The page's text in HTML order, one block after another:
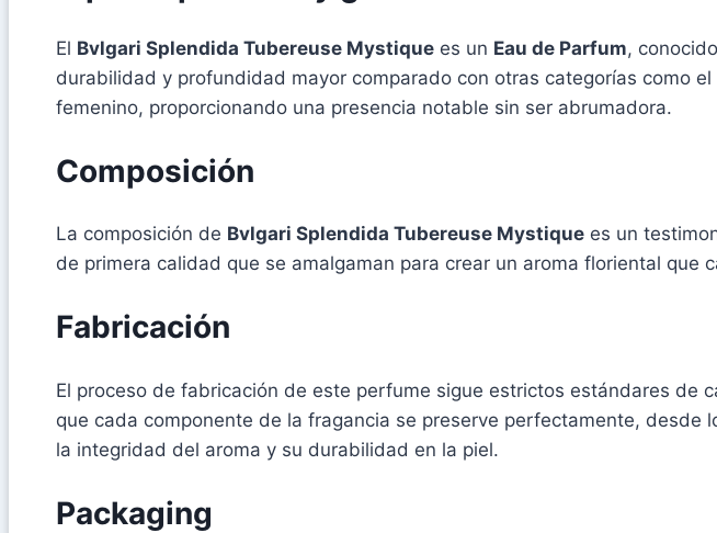
El Bvlgari Splendida Tubereuse Mystique es un Eau de Parfum,
durabilidad y profundidad mayor comparado con otras categorías como el
femenino, proporcionando una presencia notable sin ser abrumadora.
Composición
La composición de Bvlgari Splendida Tubereuse Mystique es un
de primera calidad que se amalgaman para crear un aroma floriental que
Fabricación
El proceso de fabricación de este perfume sigue estrictos estándares de
que cada componente de la fragancia se preserve perfectamente,
la integridad del aroma y su durabilidad en la piel.
Packaging